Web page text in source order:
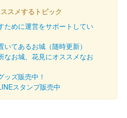
スメするトピック
ために運営をサポートしてい
てあるお城（随時更新）
なお城、花見にオススメなお
ッズ販売中！
スタンプ販売中